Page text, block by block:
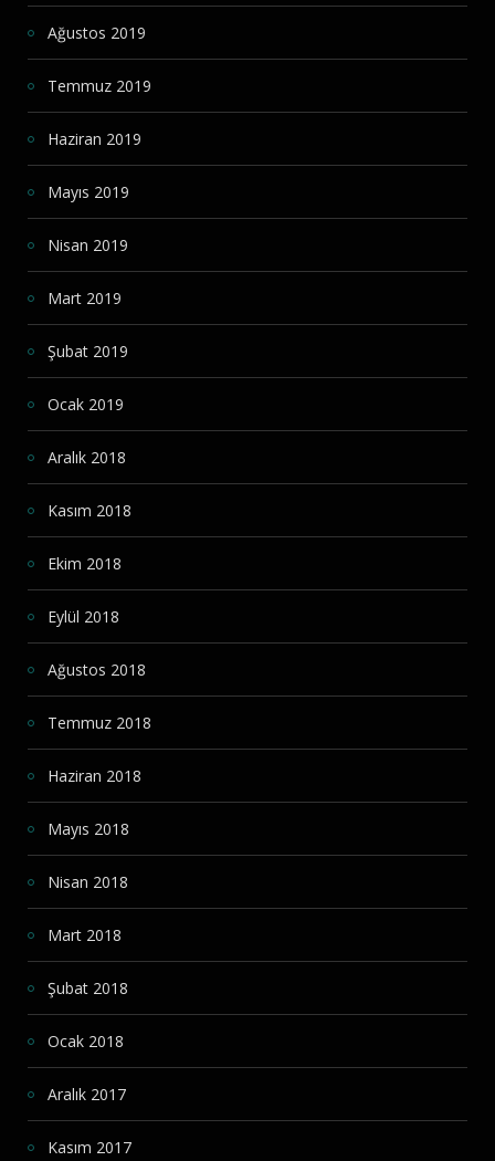
Ağustos 2019
Temmuz 2019
Haziran 2019
Mayıs 2019
Nisan 2019
Mart 2019
Şubat 2019
Ocak 2019
Aralık 2018
Kasım 2018
Ekim 2018
Eylül 2018
Ağustos 2018
Temmuz 2018
Haziran 2018
Mayıs 2018
Nisan 2018
Mart 2018
Şubat 2018
Ocak 2018
Aralık 2017
Kasım 2017